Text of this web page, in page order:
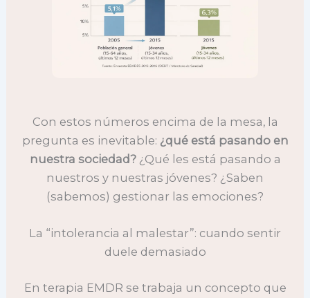
Con estos números encima de la mesa, la
pregunta es inevitable: ¿qué está pasando en
nuestra sociedad?¿Qué les está pasando a
nuestros y nuestras jóvenes? ¿Saben
(sabemos) gestionar las emociones?
La “intolerancia al malestar”: cuando sentir
duele demasiado
En terapia EMDR se trabaja un concepto que